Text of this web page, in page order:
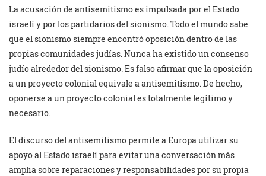
La acusación de antisemitismo es impulsada por el Estado
israelí y por los partidarios del sionismo. Todo el mundo sabe
que el sionismo siempre encontró oposición dentro de las
propias comunidades judías. Nunca ha existido un consenso
judío alrededor del sionismo. Es falso afirmar que la oposición
a un proyecto colonial equivale a antisemitismo. De hecho,
oponerse a un proyecto colonial es totalmente legítimo y
necesario.
El discurso del antisemitismo permite a Europa utilizar su
apoyo al Estado israelí para evitar una conversación más
amplia sobre reparaciones y responsabilidades por su propia